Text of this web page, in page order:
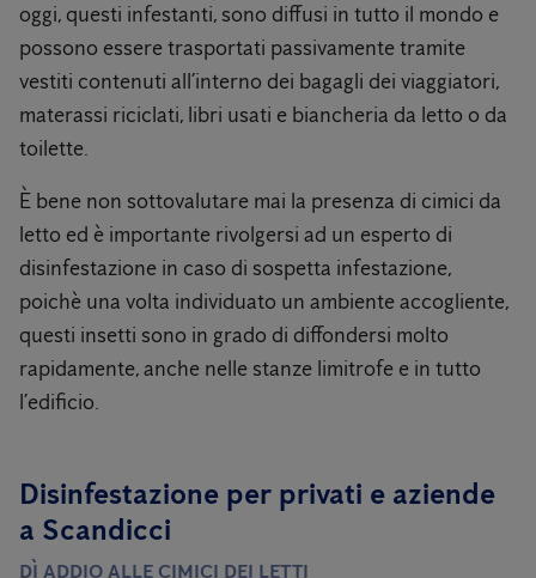
oggi, questi infestanti, sono diffusi in tutto il mondo e
possono essere trasportati passivamente tramite
vestiti contenuti all’interno dei bagagli dei viaggiatori,
materassi riciclati, libri usati e biancheria da letto o da
toilette.
È bene non sottovalutare mai la presenza di cimici da
letto ed è importante rivolgersi ad un esperto di
disinfestazione in caso di sospetta infestazione,
poichè una volta individuato un ambiente accogliente,
questi insetti sono in grado di diffondersi molto
rapidamente, anche nelle stanze limitrofe e in tutto
l’edificio.
Disinfestazione per privati ​​e aziende
a Scandicci
DÌ ADDIO ALLE CIMICI DEI LETTI